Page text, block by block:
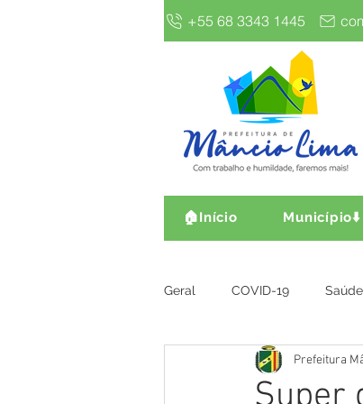
+55 68 3343 1445
🏠Início Município⬇️
Geral COVID-19
Gestão e FinançasPrefeitura